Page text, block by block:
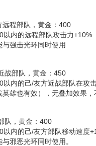
程部队，黄金：400
以内的远程部队攻击力
强击光环同时使用
战部队，黄金：450
以内的己/友方近战部队在攻
雄也有效），无叠加效果
队，黄金：400
以内的己/友方部队移动速度
邪恶光环同时使用。